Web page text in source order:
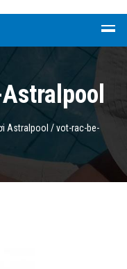
Astralpool /vot-rac-be-